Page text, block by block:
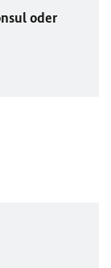
oder